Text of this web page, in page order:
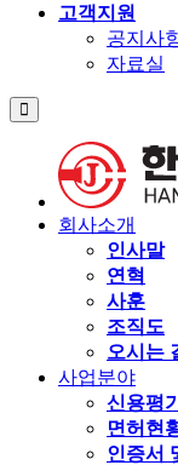
고객지원
공지사
자료실
회사소개
인사말
연혁
사훈
조직도
오시는
사업분야
신용평
면허현
인증서